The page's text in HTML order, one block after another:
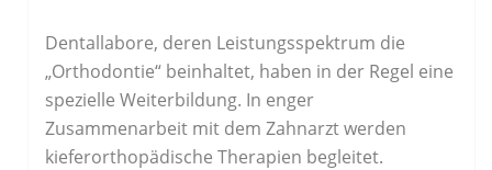
Dentallabore, deren Leistungsspektrum die
„Orthodontie“ beinhaltet, haben in der Regel eine
spezielle Weiterbildung. In enger
Zusammenarbeit mit dem Zahnarzt werden
kieferorthopädische Therapien begleitet.